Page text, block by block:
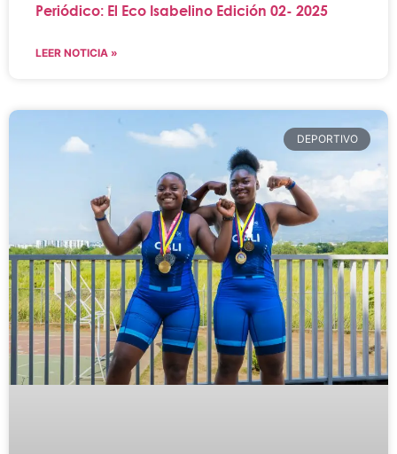
Periódico: El Eco Isabelino Edición 02- 2025
LEER NOTICIA »
DEPORTIVO